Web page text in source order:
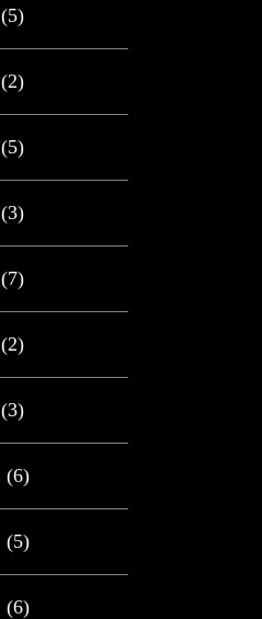
(5)
(2)
(5)
(3)
(7)
(2)
(3)
(6)
(5)
(6)